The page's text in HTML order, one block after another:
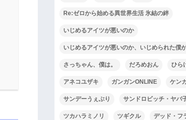
Re:ゼロから始める異世界生活 氷結の絆
いじめるアイツが悪いのか
いじめるアイツが悪いのか、いじめられた僕
さっちゃん、僕は。 だろめおん ひら
アネコユザキ ガンガンONLINE ケン
サンデーうぇぶり サンドロビッチ・ヤバ
ツカハラミノリ ツギクル デッド・フ